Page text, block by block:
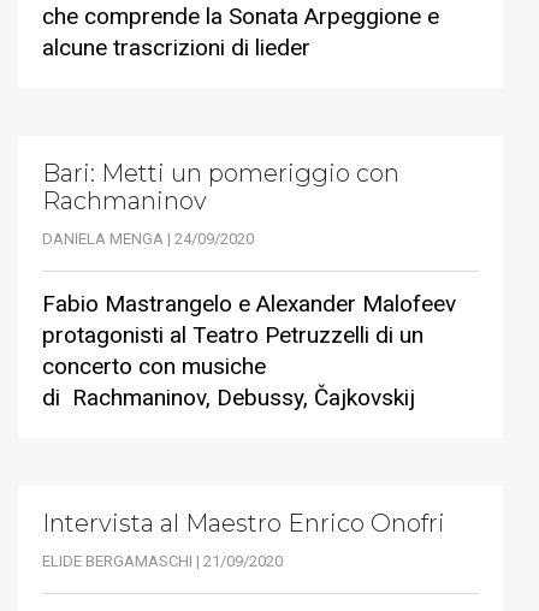
che comprende la Sonata Arpeggione e
alcune trascrizioni di lieder
Bari: Metti un pomeriggio con
Rachmaninov
DANIELA MENGA | 24/09/2020
Fabio Mastrangelo e Alexander Malofeev
protagonisti al Teatro Petruzzelli di un
concerto con musiche
di Rachmaninov, Debussy, Čajkovskij
Intervista al Maestro Enrico Onofri
ELIDE BERGAMASCHI | 21/09/2020